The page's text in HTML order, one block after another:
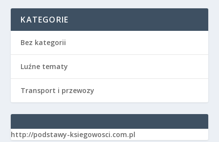
KATEGORIE
Bez kategorii
Luźne tematy
Transport i przewozy
http://podstawy-ksiegowosci.com.pl